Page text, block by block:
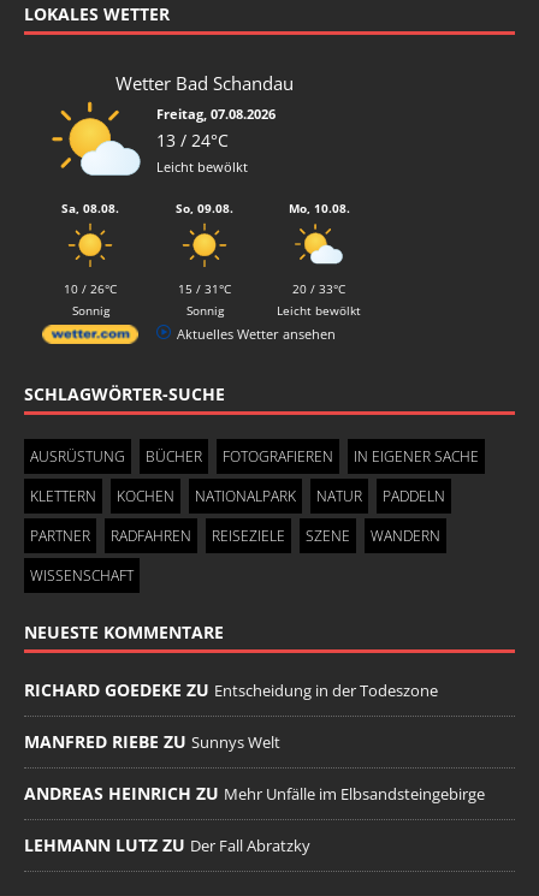
LOKALES WETTER
Wetter Bad Schandau
Freitag, 07.08.2026
13 / 24°C
Leicht bewölkt
Sa, 08.08.
10 / 26°C
Sonnig
So, 09.08.
15 / 31°C
Sonnig
Mo, 10.08.
20 / 33°C
Leicht bewölkt
Aktuelles Wetter ansehen
SCHLAGWÖRTER-SUCHE
AUSRÜSTUNG BÜCHER FOTOGRAFIEREN
IN EIGENER SACHE
KLETTERN
KOCHEN NATIONALPARK NATUR
PADDELN
PARTNER
RADFAHREN REISEZIELE SZENE
WANDERN
WISSENSCHAFT
NEUESTE KOMMENTARE
RICHARD GOEDEKE ZU Entscheidung in der Todeszone
MANFRED RIEBE ZU Sunnys Welt
ANDREAS HEINRICH ZU Mehr Unfälle im Elbsandsteingebirge
LEHMANN LUTZ ZU Der Fall Abratzky